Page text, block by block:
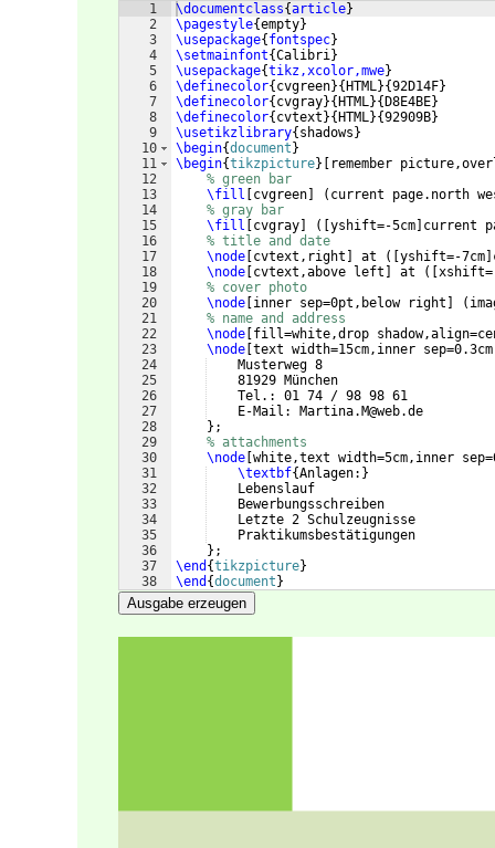
1
2
3
4
5
6
7
8
9
10
11
12
13
14
15
16
17
18
19
20
21
22
23
24
25
26
27
28
29
30
31
32
33
34
35
36
37
38
\documentclass{article}
\pagestyle{empty}
\usepackage{ fontspec}
\setmainfont{Calibri}
\usepackage{tikz,xcolor,mwe}
\definecolor{ cvgreen}{ HTML}{92D14F}
\definecolor{ cvgray}{ HTML}{ D8E4BE}
\definecolor{ cvtext }{ HTML}{92909B}
\usetikzlibrary{ shadows }
\begin{document }
\begin{tikzpicture}
remember
% green bar
\fill
cvgreen ( current page.north
% gray bar
\fill
cvgray ([ yshift=-5cm current
% title and date
\node cvtext,right at ([ yshift=-7cm
\node cvtext,above left at ([
% cover photo
\node inner sep=0pt,below right (
% name and address
\node fill=white,drop
\node text width=15cm,inner
    Musterweg 8
    81929 München
    Tel.: 01 74 / 98 98 61
    E-Mail: Martina.M@web.de
} ;
% attachments
\node white,text width=5cm,inner
\textbf{Anlagen: }
    Lebenslauf
    Bewerbungsschreiben
    Letzte 2 Schulzeugnisse
    Praktikumsbestätigungen
} ;
\end {tikzpicture}
\end {document }
Ausgabe erzeugen